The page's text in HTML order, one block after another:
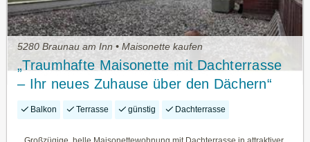
5280 Braunau am Inn • Maisonette kaufen
„Traumhafte Maisonette mit Dachterrasse
– Ihr neues Zuhause über den Dächern“
Balkon Terrasse günstig Dachterrasse